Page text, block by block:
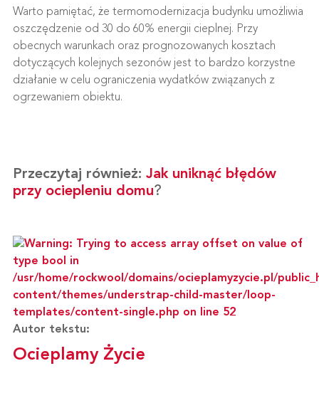
Warto pamiętać, że termomodernizacja budynku umożliwia
oszczędzenie od 30 do 60% energii cieplnej. Przy
obecnych warunkach oraz prognozowanych kosztach
dotyczących kolejnych sezonów jest to bardzo korzystne
działanie w celu ograniczenia wydatków związanych z
ogrzewaniem obiektu.
Przeczytaj również: Jak uniknąć błędów
przy ociepleniu domu?
Autor tekstu:
Ocieplamy Życie